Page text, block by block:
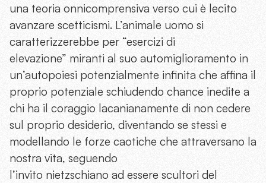
una teoria onnicomprensiva verso cui è lecito
avanzare scetticismi. L’animale uomo si
caratterizzerebbe per “esercizi di
elevazione” miranti al suo automiglioramento in
un’autopoiesi potenzialmente infinita che affina il
proprio potenziale schiudendo chance inedite a
chi ha il coraggio lacanianamente di non cedere
sul proprio desiderio, diventando se stessi e
modellando le forze caotiche che attraversano la
nostra vita, seguendo
l’invito nietzschiano ad essere scultori del